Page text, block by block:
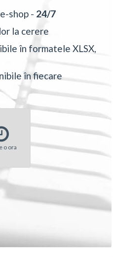
shop - 24/7
la cerere
în formatele XLSX,
în fiecare
o ora